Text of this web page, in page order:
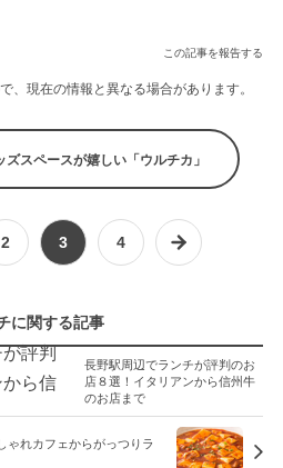
この記事を報告する
、現在の情報と異なる場合があります。
ズスペースが嬉しい「ウルチカ」
2 3 4
に関する記事
長野駅周辺でランチが評判のお
店８選！イタリアンから信州牛
のお店まで
ゃれカフェからがっつりラ